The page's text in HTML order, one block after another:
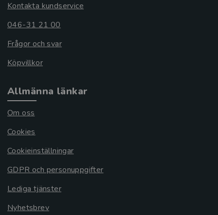
Kontakta kundservice
046-31 21 00
Frågor och svar
Köpvillkor
Allmänna länkar
Om oss
Cookies
Cookieinställningar
GDPR och personuppgifter
Lediga tjänster
Nyhetsbrev